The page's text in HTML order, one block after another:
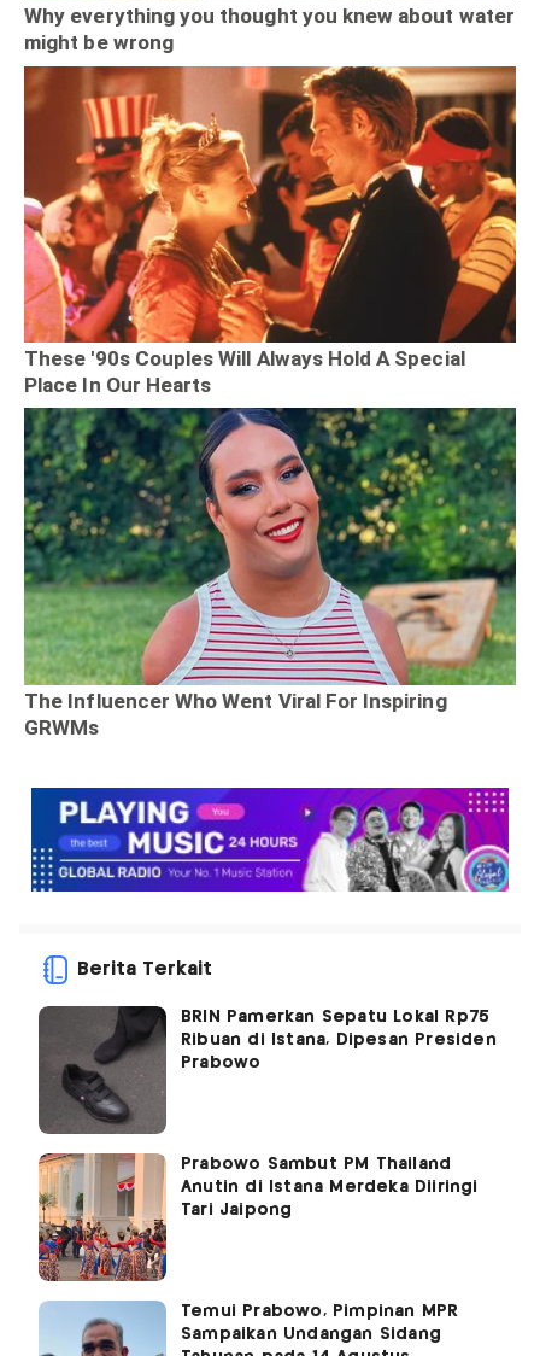
Berita Terkait
BRIN Pamerkan Sepatu Lokal Rp75
Ribuan di Istana, Dipesan Presiden
Prabowo
Prabowo Sambut PM Thailand
Anutin di Istana Merdeka Diiringi
Tari Jaipong
Temui Prabowo, Pimpinan MPR
Sampaikan Undangan Sidang